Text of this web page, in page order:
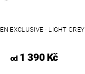
EXCLUSIVE - LIGHT GREY
od1 390 Kč